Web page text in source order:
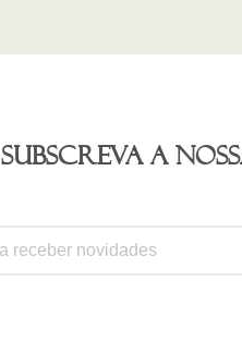
Subscreva a